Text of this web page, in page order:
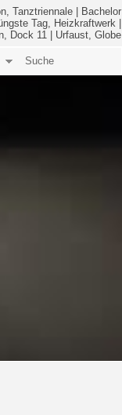
Tanztriennale
Bachelor
Tag, Heizkraftwerk
Dock 11 Urfaust, Globe
Suche